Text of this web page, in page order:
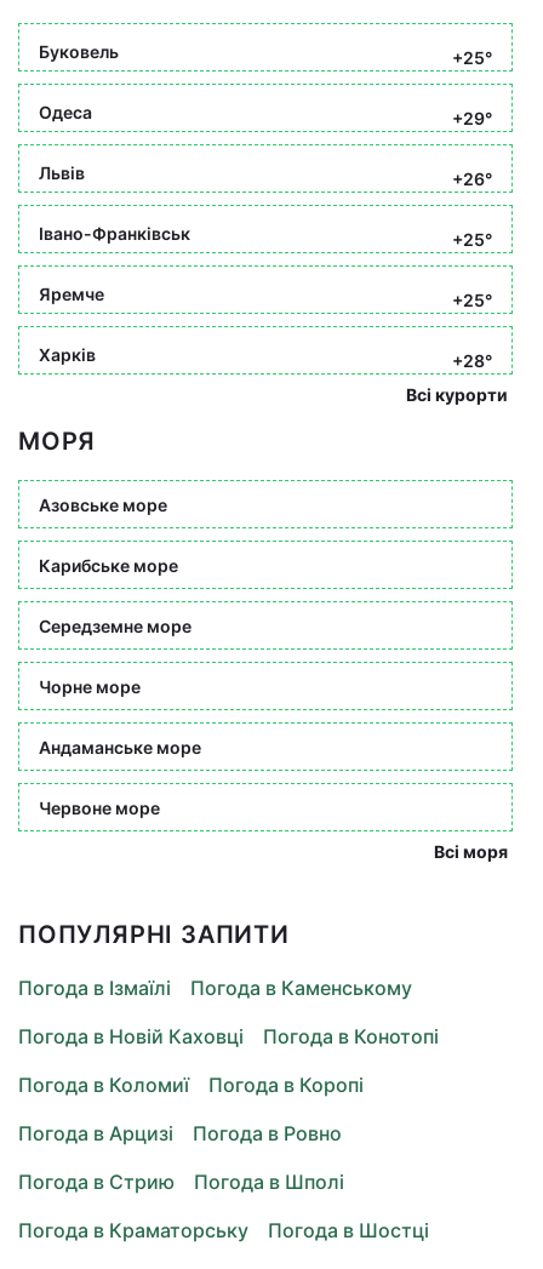
Буковель +25°
Одеса +29°
Львів +26°
Івано-Франківськ +25°
Яремче +25°
Харків
+28°
Всі курорти
МОРЯ
Азовське море
Карибське море
Середземне море
Чорне море
Андаманське море
Червоне море
Всі моря
ПОПУЛЯРНІ ЗАПИТИ
Погода в Ізмаїлі
Погода в Каменському
Погода в Новій Каховці
Погода в Конотопі
Погода в Коломиї
Погода в Коропі
Погода в Арцизі
Погода в Ровно
Погода в Стрию
Погода в Шполі
Погода в Краматорську
Погода в Шостці